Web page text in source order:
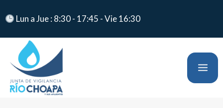
Lun a Jue : 8:30 - 17:45 - Vie 16:30